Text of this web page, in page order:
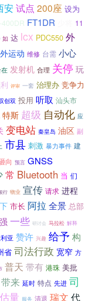
安试点 200座 设为
FT1DR
11
如 达 lcx PDC550 外
运动 维修 台需 小心
发射机 合理 关停 玩
评审 一套 治理办 竞争力
创双 投用 听取 汕头市
特斯 超级 自动化 应
变电站 秦皇岛 油区 副
市县 刺激 暴力事件 建
向 预言 GNSS
常 Bluetooth 当 们
行 物业 宣传 请求 进程
市长 阿拉 全景 总部
一些 研讨会 马拉松 解释
亚 赞许 兴趣 给予 构
省 司法行政 宽窄 方
普天 带有 港珠 美批
带来 延时 特点 先进 司
估量 服务 清退 瑞文 代